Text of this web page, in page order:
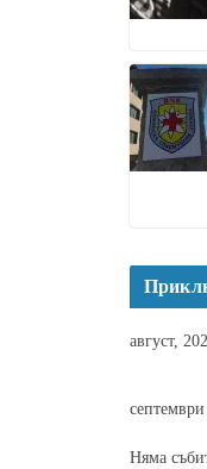
август,
септември
Няма